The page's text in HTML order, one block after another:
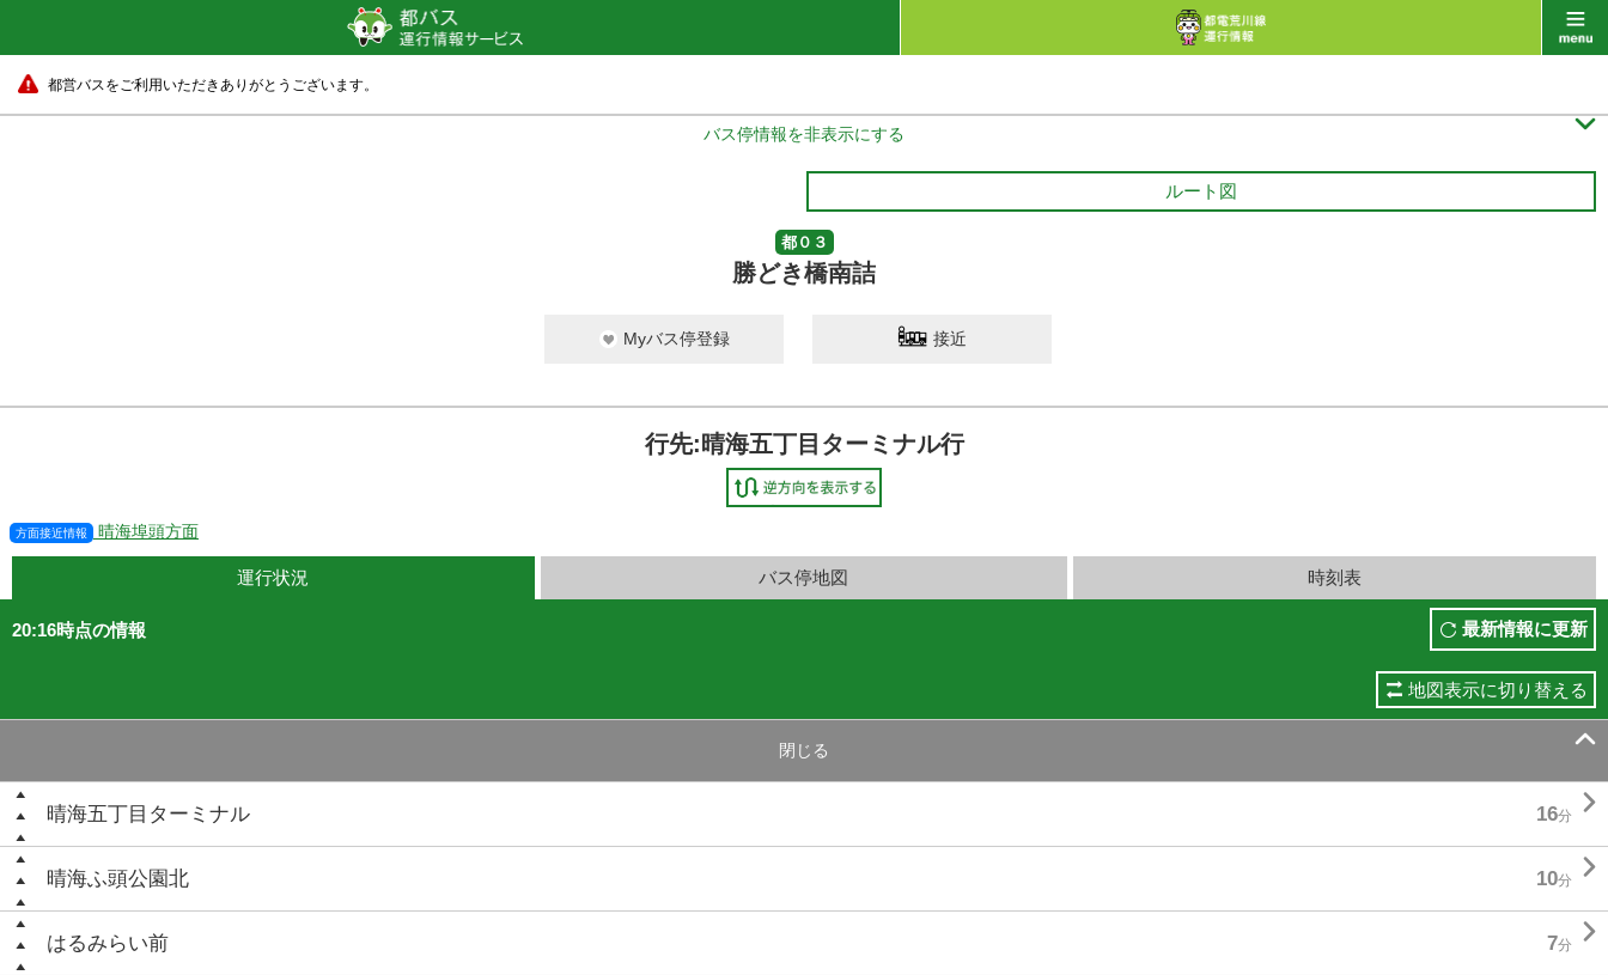
都営バスをご利用いただきありがとうございます。
バス停情報を非表示にする 
ルート図
都０３
勝どき橋南詰
Myバス停登録 接近
行先:晴海五丁目ターミナル行
方面接近情報 晴海埠頭方面
運行状況 バス停地図 時刻表
20:16時点の情報 最新情報に更新
地図表示に切り替える
閉じる 
晴海五丁目ターミナル 16分 
晴海ふ頭公園北 10分 
はるみらい前 7分 